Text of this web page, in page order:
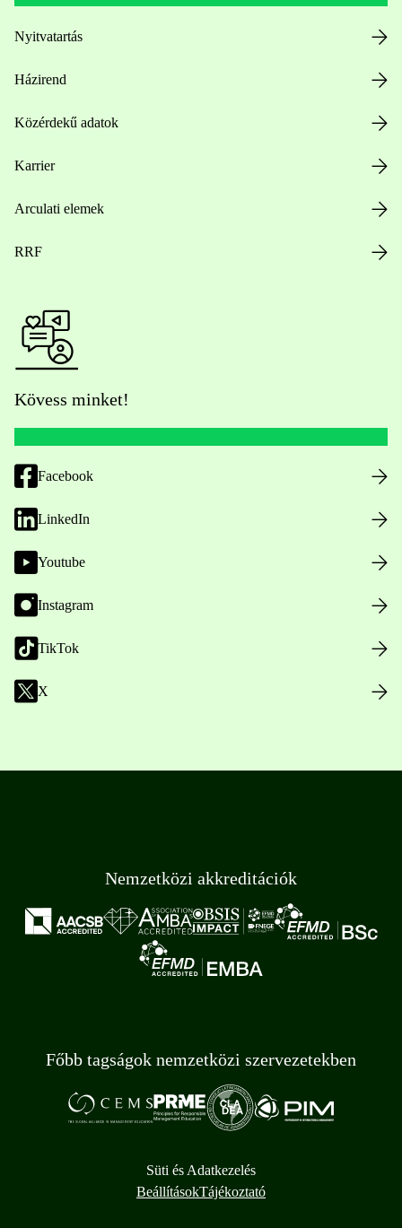
Nyitvatartás
Házirend
Közérdekű adatok
Karrier
Arculati elemek
RRF
Kövess minket!
Facebook
LinkedIn
Youtube
Instagram
TikTok
X
Nemzetközi akkreditációk
Főbb tagságok nemzetközi szervezetekben
Süti és Adatkezelés
BeállításokTájékoztató